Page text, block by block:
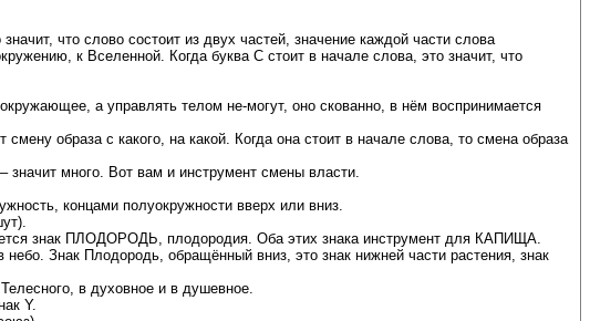
что слово состоит из двух частей, значение каждой части слова
к Вселенной. Когда буква С стоит в начале слова, это значит, что
а управлять телом не-могут, оно скованно, в нём воспринимается
образа с какого, на какой. Когда она стоит в начале слова, то смена образа
значит много. Вот вам и инструмент смены власти.
концами полуокружности вверх или вниз.
знак ПЛОДОРОДЬ, плодородия. Оба этих знака инструмент для КАПИЩА.
Знак Плодородь, обращённый вниз, это знак нижней части растения, знак
в духовное и в душевное.
Y.